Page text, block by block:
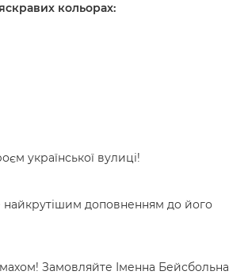
кольорах:
української вулиці!
найкрутішим доповненням до його
Замовляйте Іменна Бейсбольна